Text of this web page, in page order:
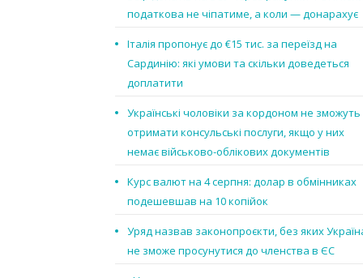
податкова не чіпатиме, а коли — донарахує
Італія пропонує до €15 тис. за переїзд на
Сардинію: які умови та скільки доведеться
доплатити
Українські чоловіки за кордоном не зможуть
отримати консульські послуги, якщо у них
немає військово-облікових документів
Курс валют на 4 серпня: долар в обмінниках
подешевшав на 10 копійок
Уряд назвав законопроєкти, без яких
не зможе просунутися до членства в ЄС